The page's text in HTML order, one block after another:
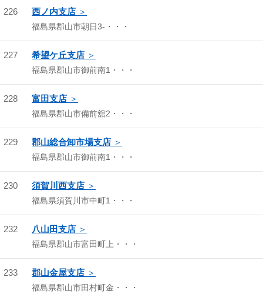
226 西ノ内支店
福島県郡山市朝日3-・・・
227 希望ケ丘支店
福島県郡山市御前南1・・・
228 富田支店
福島県郡山市備前舘2・・・
229 郡山総合卸市場支店
福島県郡山市御前南1・・・
230 須賀川西支店
福島県須賀川市中町1・・・
232 八山田支店
福島県郡山市富田町上・・・
233 郡山金屋支店
福島県郡山市田村町金・・・